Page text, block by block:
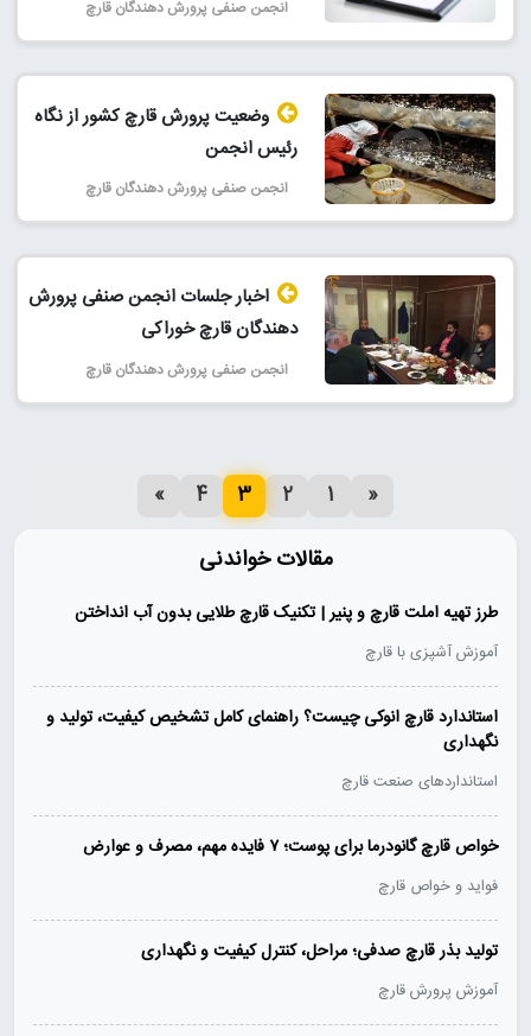
انجمن صنفی پرورش دهندگان قارچ
وضعیت پرورش قارچ کشور از نگاه
رئیس انجمن
انجمن صنفی پرورش دهندگان قارچ
اخبار جلسات انجمن صنفی پرورش
دهندگان قارچ خوراکی
انجمن صنفی پرورش دهندگان قارچ
«
1
2
3
4
»
مقالات خواندنی
طرز تهیه املت قارچ و پنیر | تکنیک قارچ طلایی بدون آب انداختن
آموزش آشپزی با قارچ
استاندارد قارچ انوکی چیست؟ راهنمای کامل تشخیص کیفیت، تولید و
نگهداری
استانداردهای صنعت قارچ
خواص قارچ گانودرما برای پوست؛ ۷ فایده مهم، مصرف و عوارض
فواید و خواص قارچ
تولید بذر قارچ صدفی؛ مراحل، کنترل کیفیت و نگهداری
آموزش پرورش قارچ